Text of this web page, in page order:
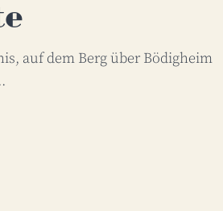
auf dem Berg über Bödigheim